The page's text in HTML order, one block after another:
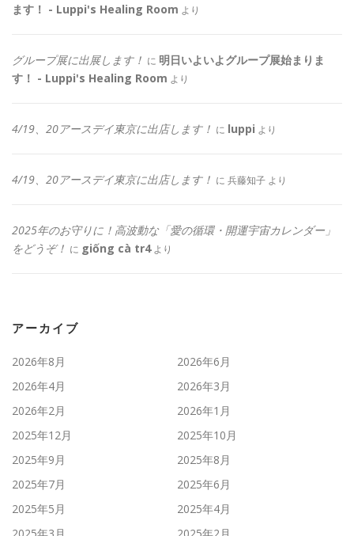
ます！ - Luppi's Healing Room より
グループ展に出展します！ に 明日いよいよグループ展始まりま
す！ - Luppi's Healing Room より
4/19、20アースデイ東京に出店します！ に luppi より
4/19、20アースデイ東京に出店します！ に 兵藤知子 より
2025年のお守りに！高波動な「愛の循環・開運宇宙カレンダー」
をどうぞ！ に giống cà tr4より
アーカイブ
2026年8月
2026年6月
2026年4月
2026年3月
2026年2月
2026年1月
2025年12月
2025年10月
2025年9月
2025年8月
2025年7月
2025年6月
2025年5月
2025年4月